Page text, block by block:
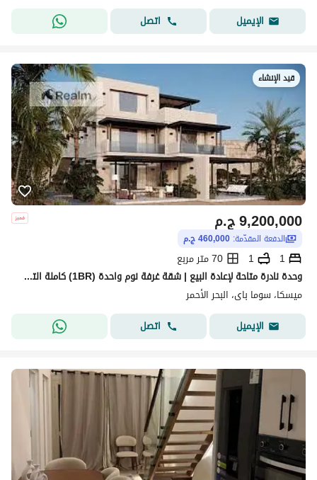
الإيميل
اتصل
قيد الإنشاء
ج.م9,200,000
الدفعة المقدّمة: 460,000 ج.م
1
1
70 متر مربع
وحدة نادرة متاحة لإعادة البيع | شقة غرفة نوم واحدة (1BR) كاملة التشطيب في ميسكا – سوما باي | بسعر 9.2 مليون جنيه مصري بعد خصم 20%
ميسكا، سوما باى، البحر الأحمر
الإيميل
اتصل